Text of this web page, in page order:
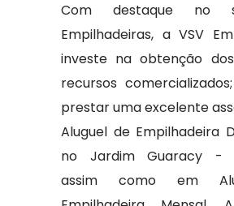
Com destaque no
Empilhadeiras, a VSV
investe na obtenção
recursos
prestar uma excelente
Aluguel de Empilhadeira
no Jardim Guaracy -
assim como em